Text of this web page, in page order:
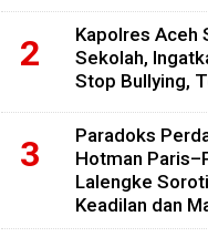
Kapolres Aceh
Sekolah,
Stop Bullying,
Paradoks
Hotman
Lalengke
Keadilan dan